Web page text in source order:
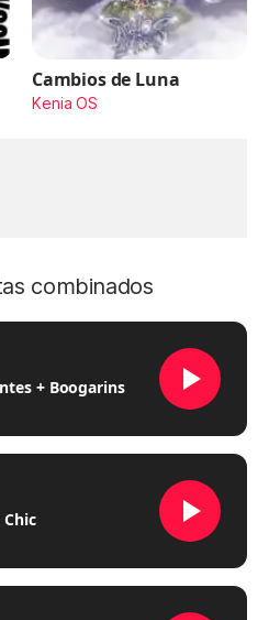
Cambios de Luna
Kenia OS
combinados
+ Boogarins
Chic